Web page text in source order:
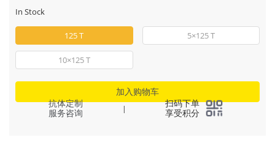
In Stock
125 T 5×125 T
10×125 T
加入购物车
抗体定制
服务咨询
|
扫码下单
享受积分